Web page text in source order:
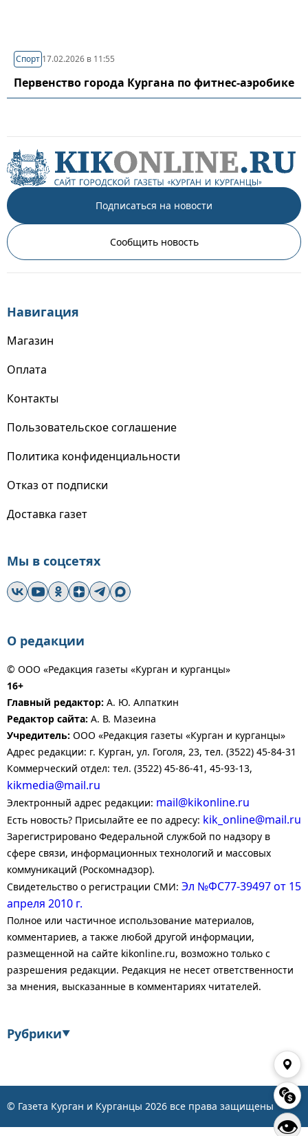
👁
Спорт 17.02.2026 в 11:55
Первенство города Кургана по фитнес-аэробике
Подписаться на новости
Сообщить новость
Навигация
Магазин
Оплата
Контакты
Пользовательское соглашение
Политика конфиденциальности
Отказ от подписки
Доставка газет
Мы в соцсетях
О редакции
© ООО «Редакция газеты «Курган и курганцы»
16+
Главный редактор: А. Ю. Алпаткин
Редактор сайта: А. В. Мазеина
Учредитель: ООО «Редакция газеты «Курган и курганцы»
Адрес редакции: г. Курган, ул. Гоголя, 23, тел. (3522) 45-84-31
Коммерческий отдел: тел. (3522) 45-86-41, 45-93-13,
kikmedia@mail.ru
Электронный адрес редакции: mail@kikonline.ru
Есть новость? Присылайте ее по адресу: kik_online@mail.ru
Зарегистрировано Федеральной службой по надзору в
сфере связи, информационных технологий и массовых
коммуникаций (Роскомнадзор).
Свидетельство о регистрации СМИ: Эл №ФС77-39497 от 15
апреля 2010 г.
Полное или частичное использование материалов,
комментариев, а также любой другой информации,
размещенной на сайте kikonline.ru, возможно только с
разрешения редакции. Редакция не несет ответственности
за мнения, высказанные в комментариях читателей.
Рубрики▼
© Газета Курган и Курганцы 2026 все права защищены